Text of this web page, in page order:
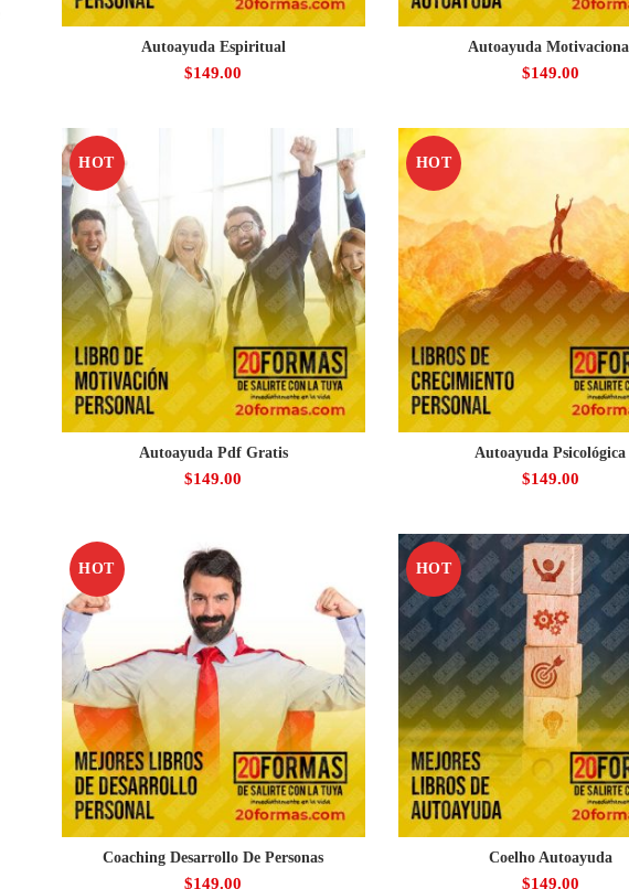
Autoayuda Espiritual
$149.00
Autoayuda
$149.00
HOT
Autoayuda Pdf Gratis
$149.00
HOT
Autoayuda Psicológica
$149.00
HOT
Coaching Desarrollo De Personas
$149.00
HOT
Coelho Autoayuda
$149.00